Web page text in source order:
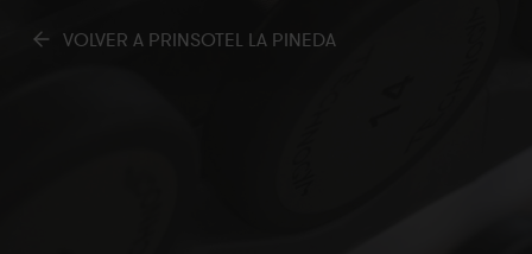
VOLVER A PRINSOTEL LA PINEDA